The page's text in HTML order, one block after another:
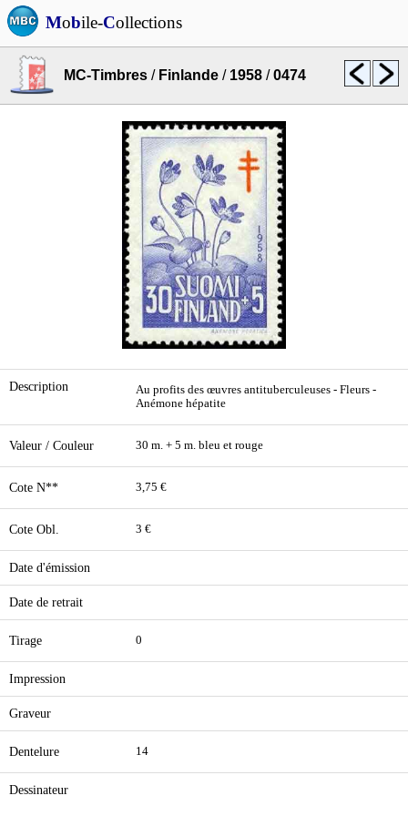
Mobile-Collections
MC-Timbres / Finlande / 1958 /0474
Description
Au profits des œuvres antituberculeuses - Fleurs -
Anémone hépatite
Valeur / Couleur 30 m. + 5 m. bleu et rouge
Cote N** 3,75 €
Cote Obl. 3 €
Date d'émission
Date de retrait
Tirage 0
Impression
Graveur
Dentelure 14
Dessinateur